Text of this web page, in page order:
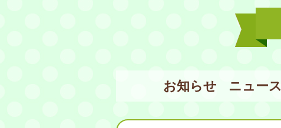
お知らせ ニュース